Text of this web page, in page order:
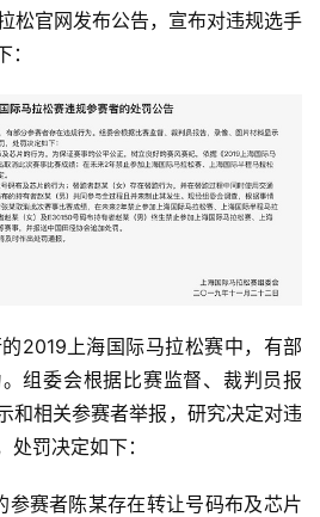
松官网发布公告，宣布对违规选手
2019上海国际马拉松赛中，有部
组委会根据比赛监督、裁判员报
和相关参赛者举报，研究决定对违
罚决定如下：
赛者陈某存在转让号码布及芯片